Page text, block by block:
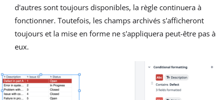
d'autres sont toujours disponibles, la règle continuera à
fonctionner. Toutefois, les champs archivés s'afficheront
toujours et la mise en forme ne s'appliquera peut-être pas à
eux.